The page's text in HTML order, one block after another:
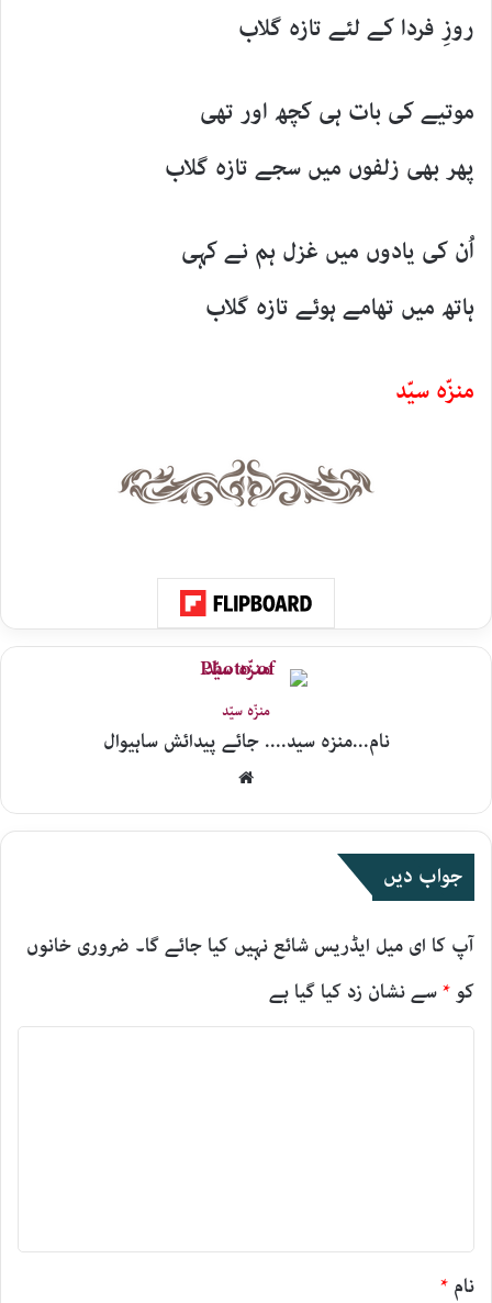
روزِ فردا کے لئے تازہ گلاب
موتیے کی بات ہی کچھ اور تھی
پھر بھی زلفوں میں سجے تازہ گلاب
اُن کی یادوں میں غزل ہم نے کہی
ہاتھ میں تھامے ہوئے تازہ گلاب
منزّہ سیّد
منزّہ سیّد
نام...منزہ سید.... جائے پیدائش ساہیوال
جواب دیں
آپ کا ای میل ایڈریس شائع نہیں کیا جائے گا۔ ضروری خانوں
کو *سے نشان زد کیا گیا ہے
نام *